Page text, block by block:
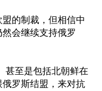
的制裁，但相信中
会继续支持俄罗
甚至是包括北朝鲜在
罗斯结盟，来对抗